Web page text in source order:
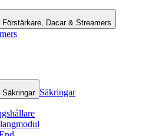
Dacar & Streamers
Säkringar Säkringar